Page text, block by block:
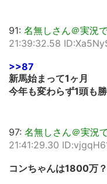
91: 名無しさん＠実況
21:39:32.58
>>87
新馬始まって1ヶ月
今年も変わらず1頭も
97: 名無しさん＠実況
21:41:29.30
コンちゃんは1800万？